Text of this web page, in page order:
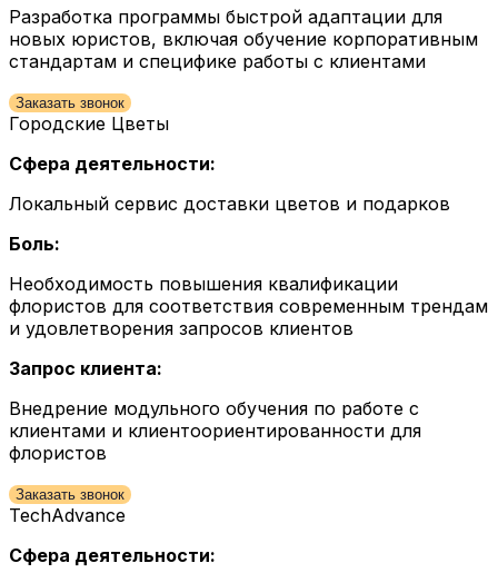
Разработка программы быстрой адаптации для
новых юристов, включая обучение корпоративным
стандартам и специфике работы с клиентами
Заказать звонок
Городские Цветы
Сфера деятельности:
Локальный сервис доставки цветов и подарков
Боль:
Необходимость повышения квалификации
флористов для соответствия современным трендам
и удовлетворения запросов клиентов
Запрос клиента:
Внедрение модульного обучения по работе с
клиентами и клиентоориентированности для
флористов
Заказать звонок
TechAdvance
Сфера деятельности: